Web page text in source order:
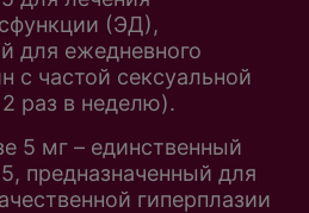
(ЭД),
для ежедневного
с частой сексуальной
раз в неделю).
5 мг – единственный
предназначенный для
гиперплазии